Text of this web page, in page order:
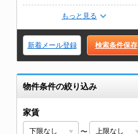
もっと見る
新着メール登録 検索条件保存
物件条件の絞り込み
家賃
〜